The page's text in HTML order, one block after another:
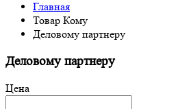
Главная
Товар Кому
Деловому партнеру
Деловому партнеру
Цена